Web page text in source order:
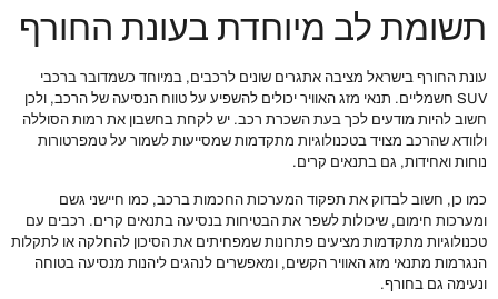
תשומת לב מיוחדת בעונת החורף
עונת החורף בישראל מציבה אתגרים שונים לרכבים, במיוחד כשמדובר ברכבי
SUV חשמליים. תנאי מזג האוויר יכולים להשפיע על טווח הנסיעה של הרכב, ולכן
חשוב להיות מודעים לכך בעת השכרת רכב. יש לקחת בחשבון את רמות הסוללה
ולוודא שהרכב מצויד בטכנולוגיות מתקדמות שמסייעות לשמור על טמפרטורות
נוחות ואחידות, גם בתנאים קרים.
כמו כן, חשוב לבדוק את תפקוד המערכות החכמות ברכב, כמו חיישני גשם
ומערכות חימום, שיכולות לשפר את הבטיחות בנסיעה בתנאים קרים. רכבים עם
טכנולוגיות מתקדמות מציעים פתרונות שמפחיתים את הסיכון להחלקה או לתקלות
הנגרמות מתנאי מזג האוויר הקשים, ומאפשרים לנהגים ליהנות מנסיעה בטוחה
ונעימה גם בחורף.